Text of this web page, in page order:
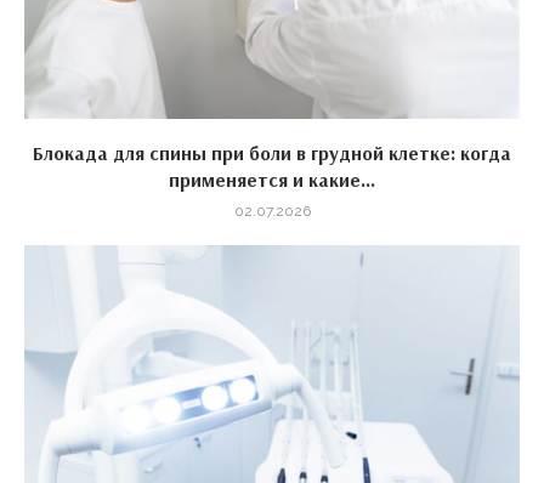
Блокада для спины при боли в грудной клетке: когда
применяется и какие...
02.07.2026